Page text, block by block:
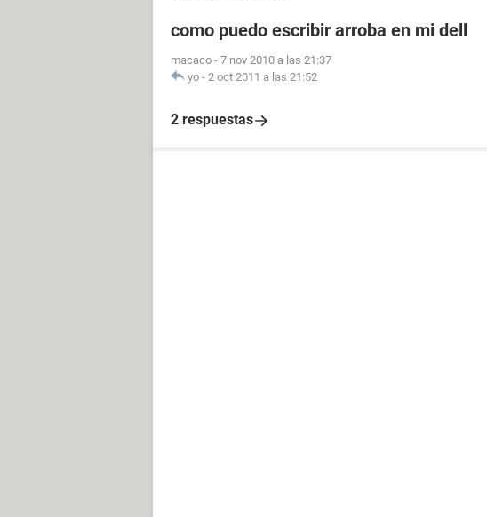
como puedo escribir arroba en mi dell
macaco - 7 nov 2010 a las 21:37
yo - 2 oct 2011 a las 21:52
2 respuestas